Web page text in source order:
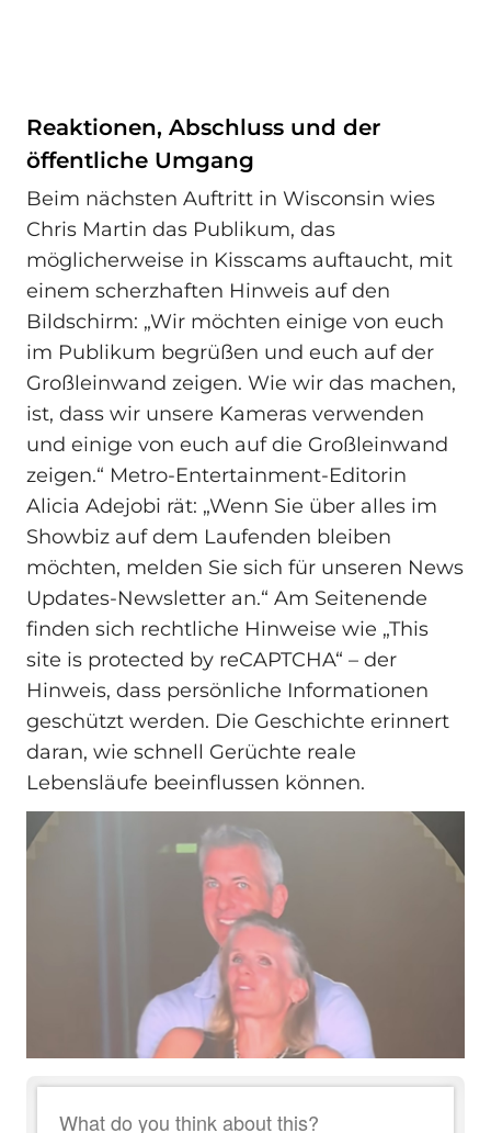
Reaktionen, Abschluss und der
öffentliche Umgang
Beim nächsten Auftritt in Wisconsin wies
Chris Martin das Publikum, das
möglicherweise in Kisscams auftaucht, mit
einem scherzhaften Hinweis auf den
Bildschirm: „Wir möchten einige von euch
im Publikum begrüßen und euch auf der
Großleinwand zeigen. Wie wir das machen,
ist, dass wir unsere Kameras verwenden
und einige von euch auf die Großleinwand
zeigen.“ Metro-Entertainment-Editorin
Alicia Adejobi rät: „Wenn Sie über alles im
Showbiz auf dem Laufenden bleiben
möchten, melden Sie sich für unseren News
Updates-Newsletter an.“ Am Seitenende
finden sich rechtliche Hinweise wie „This
site is protected by reCAPTCHA“ – der
Hinweis, dass persönliche Informationen
geschützt werden. Die Geschichte erinnert
daran, wie schnell Gerüchte reale
Lebensläufe beeinflussen können.